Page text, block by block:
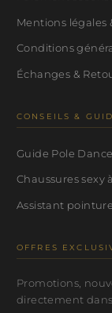
Mentions légales
Conditions
Échanges &
CONSEILS &
Guide Pole
Chaussures sexy
Assistant pointure
OFFRES
Promotions,
directement